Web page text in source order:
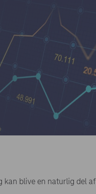
kan blive en naturlig del af